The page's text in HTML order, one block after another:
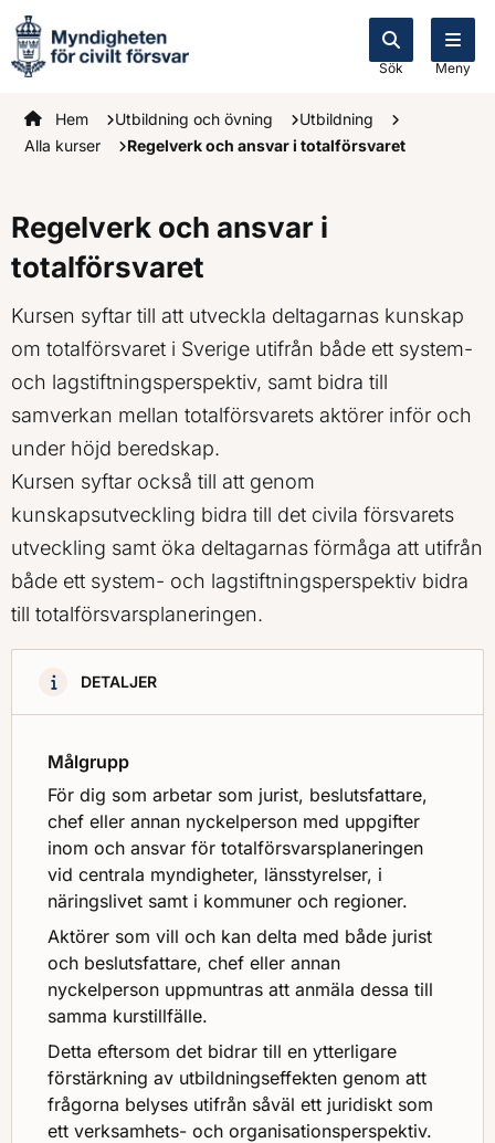
Sök Meny
Startsidan
Hem Utbildning och övning
Utbildning
Alla kurser
Regelverk och ansvar i totalförsvaret
Regelverk och ansvar i
totalförsvaret
Kursen syftar till att utveckla deltagarnas kunskap
om totalförsvaret i Sverige utifrån både ett system-
och lagstiftningsperspektiv, samt bidra till
samverkan mellan totalförsvarets aktörer inför och
under höjd beredskap.
Kursen syftar också till att genom
kunskapsutveckling bidra till det civila försvarets
utveckling samt öka deltagarnas förmåga att utifrån
både ett system- och lagstiftningsperspektiv bidra
till totalförsvarsplaneringen.
DETALJER
Målgrupp
För dig som arbetar som jurist, beslutsfattare,
chef eller annan nyckelperson med uppgifter
inom och ansvar för totalförsvarsplaneringen
vid centrala myndigheter, länsstyrelser, i
näringslivet samt i kommuner och regioner.
Aktörer som vill och kan delta med både jurist
och beslutsfattare, chef eller annan
nyckelperson uppmuntras att anmäla dessa till
samma kurstillfälle.
Detta eftersom det bidrar till en ytterligare
förstärkning av utbildningseffekten genom att
frågorna belyses utifrån såväl ett juridiskt som
ett verksamhets- och organisationsperspektiv.